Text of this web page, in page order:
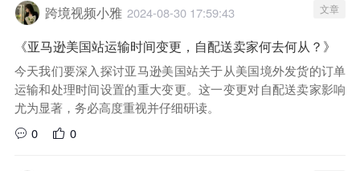
跨境视频小雅 2024-08-30 17:59:43 文章
《亚马逊美国站运输时间变更，自配送卖家何去何从？》
今天我们要深入探讨亚马逊美国站关于从美国境外发货的订单
运输和处理时间设置的重大变更。这一变更对自配送卖家影响
尤为显著，务必高度重视并仔细研读。
0
0